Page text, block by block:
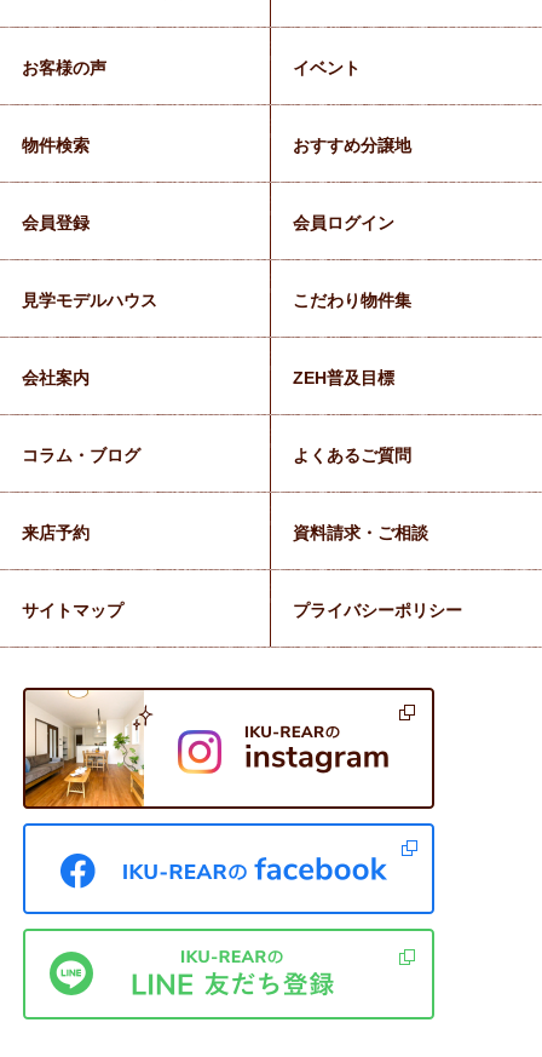
お客様の声 イベント
物件検索 おすすめ分譲地
会員登録 会員ログイン
見学モデルハウス こだわり物件集
会社案内 ZEH普及目標
コラム・ブログ よくあるご質問
来店予約 資料請求・ご相談
サイトマップ プライバシーポリシー